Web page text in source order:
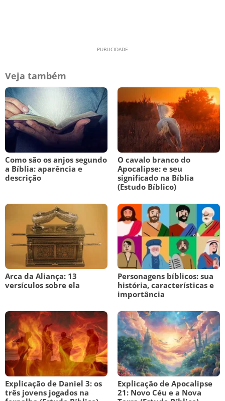
Veja também
Como são os anjos segundo
a Bíblia: aparência e
descrição
O cavalo branco do
Apocalipse: e seu
significado na Bíblia
(Estudo Bíblico)
Arca da Aliança: 13
versículos sobre ela
Personagens bíblicos: sua
história, características e
importância
Explicação de Daniel 3: os
três jovens jogados na
Explicação de Apocalipse
21: Novo Céu e a Nova